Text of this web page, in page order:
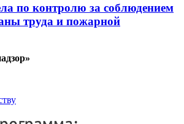
по контролю за соблюдением
труда и пожарной